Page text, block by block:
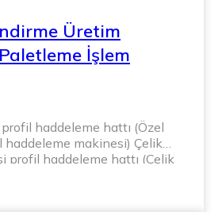
Üretim
İşlem
haddeleme hattı (Özel
haddeleme makinesi) Çelik
profil haddeleme hattı (Çelik
kılavuz profil haddeleme